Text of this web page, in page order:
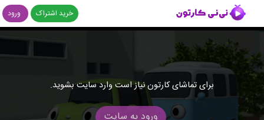
خرید اشتراک ورود
برای تماشای کارتون نیاز است وارد سایت بشوید.